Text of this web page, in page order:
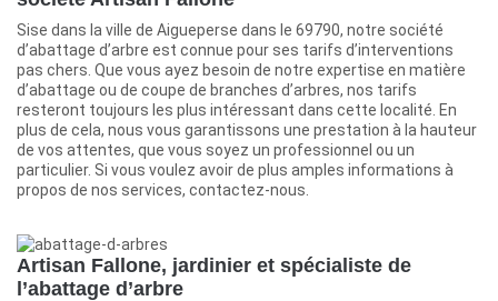
Sise dans la ville de Aigueperse dans le 69790, notre société
d’abattage d’arbre est connue pour ses tarifs d’interventions
pas chers. Que vous ayez besoin de notre expertise en matière
d’abattage ou de coupe de branches d’arbres, nos tarifs
resteront toujours les plus intéressant dans cette localité. En
plus de cela, nous vous garantissons une prestation à la hauteur
de vos attentes, que vous soyez un professionnel ou un
particulier. Si vous voulez avoir de plus amples informations à
propos de nos services, contactez-nous.
Artisan Fallone, jardinier et spécialiste de
l’abattage d’arbre